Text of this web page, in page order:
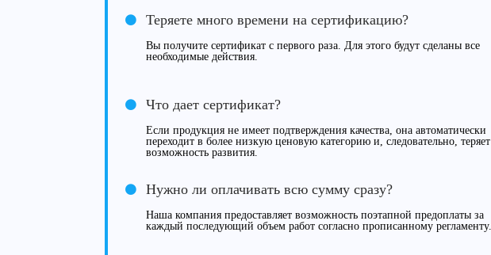
Теряете много времени на сертификацию?
Вы получите сертификат с первого раза. Для этого будут сделаны все
необходимые действия.
Что дает сертификат?
Если продукция не имеет подтверждения качества, она автоматически
переходит в более низкую ценовую категорию и, следовательно, теряет
возможность развития.
Нужно ли оплачивать всю сумму сразу?
Наша компания предоставляет возможность поэтапной предоплаты за
каждый последующий объем работ согласно прописанному регламенту.